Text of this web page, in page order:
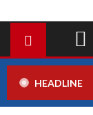
HEADLINE